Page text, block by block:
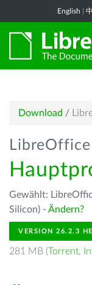
English
Download /
Gewählt:
Silicon) - Ändern?
VERSION 26.2.3
281 MB (Torrent,